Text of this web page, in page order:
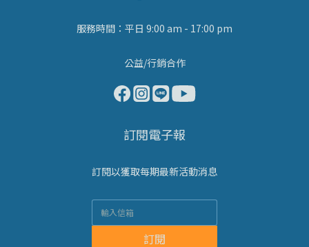
服務時間：平日 9:00 am - 17:00 pm
公益/行銷合作
訂閱電子報
訂閱以獲取每期最新活動消息
訂閱